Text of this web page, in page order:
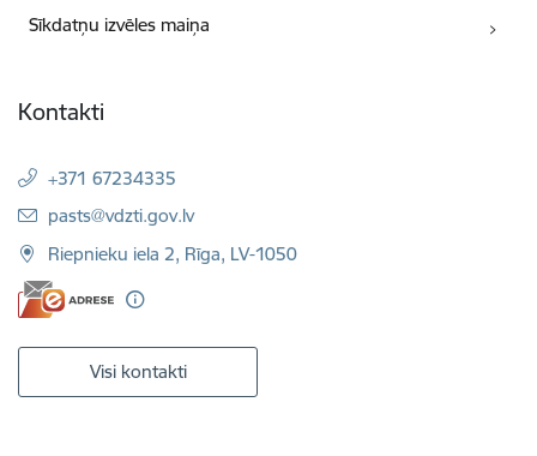
Sīkdatņu izvēles maiņa
Kontakti
+371 67234335
E-pasts:
pasts@vdzti.gov.lv
Riepnieku iela 2, Rīga, LV-1050
Visi kontakti